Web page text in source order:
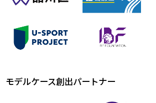
モデルケース創出パートナー